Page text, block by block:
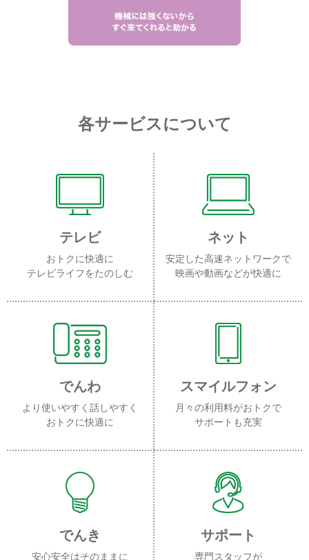
各サービスについて
テレビ
おトクに快適に
テレビライフをたのしむ
ネット
安定した高速ネットワークで
映画や動画などが快適に
でんわ
より使いやすく話しやすく
おトクに快適に
スマイルフォン
月々の利用料がおトクで
サポートも充実
でんき
安心安全はそのままに
サポート
専門スタッフが